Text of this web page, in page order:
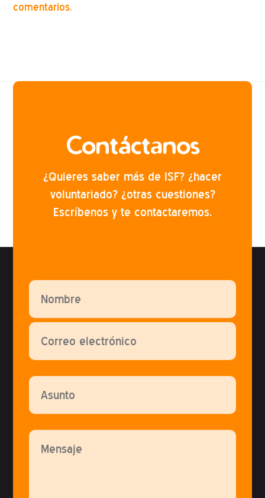
comentarios.
Contáctanos
¿Quieres saber más de ISF? ¿hacer
voluntariado? ¿otras cuestiones?
Escríbenos y te contactaremos.
Por favor, deja este campo vacío.